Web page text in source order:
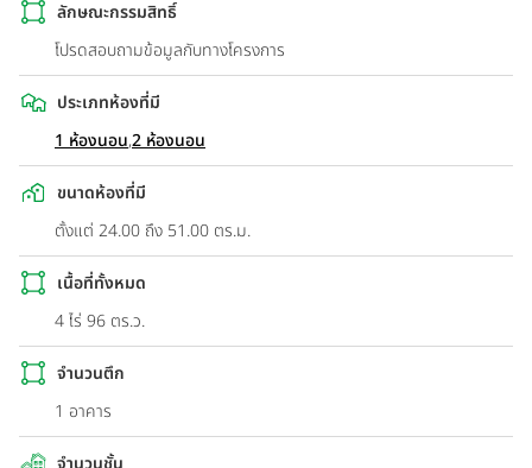
ลักษณะกรรมสิทธิ์
โปรดสอบถามข้อมูลกับทางโครงการ
ประเภทห้องที่มี
1 ห้องนอน,2 ห้องนอน
ขนาดห้องที่มี
ตั้งแต่ 24.00 ถึง 51.00 ตร.ม.
เนื้อที่ทั้งหมด
4 ไร่ 96 ตร.ว.
จำนวนตึก
1 อาคาร